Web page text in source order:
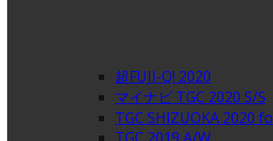
超FUJI-Q! 2020
マイナビ TGC 2020 S/S
TGC SHIZUOKA 2020